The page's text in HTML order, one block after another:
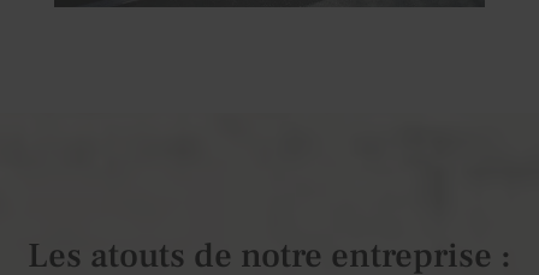
Les atouts de notre entreprise :